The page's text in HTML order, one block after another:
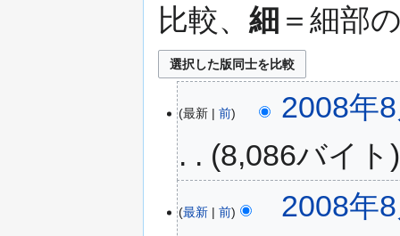
比較、 細 ＝細部
最新 前
2008年
8,086バイト
最新 前
2008年